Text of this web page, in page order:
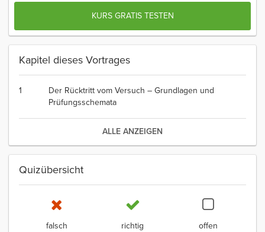
KURS GRATIS TESTEN
Kapitel dieses Vortrages
1
Der Rücktritt vom Versuch – Grundlagen und
Prüfungsschemata
ALLE ANZEIGEN
Quizübersicht
falsch richtig offen